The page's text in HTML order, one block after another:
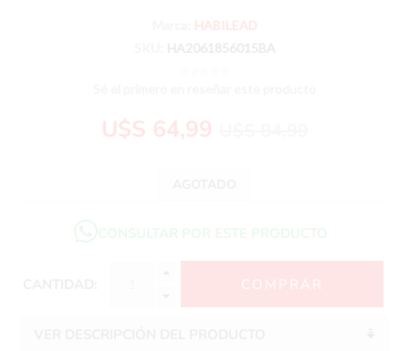
HABILEAD
U$S 64,99